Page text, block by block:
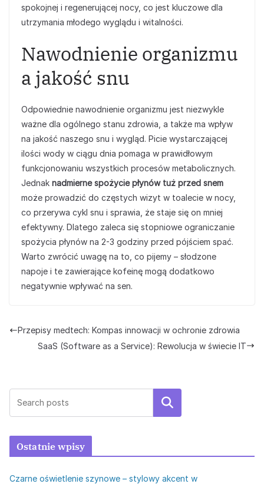
spokojnej i regenerującej nocy, co jest kluczowe dla
utrzymania młodego wyglądu i witalności.
Nawodnienie organizmu
a jakość snu
Odpowiednie nawodnienie organizmu jest niezwykle
ważne dla ogólnego stanu zdrowia, a także ma wpływ
na jakość naszego snu i wygląd. Picie wystarczającej
ilości wody w ciągu dnia pomaga w prawidłowym
funkcjonowaniu wszystkich procesów metabolicznych.
Jednak nadmierne spożycie płynów tuż przed snem
może prowadzić do częstych wizyt w toalecie w nocy,
co przerywa cykl snu i sprawia, że staje się on mniej
efektywny. Dlatego zaleca się stopniowe ograniczanie
spożycia płynów na 2-3 godziny przed pójściem spać.
Warto zwrócić uwagę na to, co pijemy – słodzone
napoje i te zawierające kofeinę mogą dodatkowo
negatywnie wpływać na sen.
Przepisy medtech: Kompas innowacji w ochronie zdrowia
SaaS (Software as a Service): Rewolucja w świecie IT
Szukaj
Ostatnie wpisy
Czarne oświetlenie szynowe – stylowy akcent w